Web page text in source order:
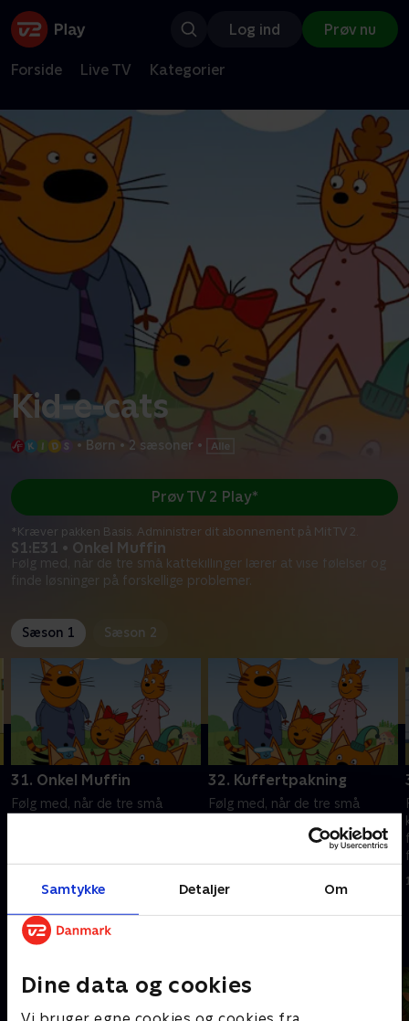
Samtykke Detaljer Om
Dine data og cookies
Log ind Prøv nu
Forside Live TV Kategorier
Kid-e-cats
• Børn • 2 sæsoner •
S1:E31 • Onkel Muffin
Følg med, når de tre små kattekillinger lærer at vise følelser og
finde løsninger på forskellige problemer.
Prøv TV 2 Play*
*Kræver pakken Basis. Administrer dit abonnement på Mit TV 2.
Sæson 1 Sæson 2
31. Onkel Muffin
Følg med, når de tre små
32. Kuffertpakning
Følg med, når de tre små
følelser og finde løsninger på
Andre så også